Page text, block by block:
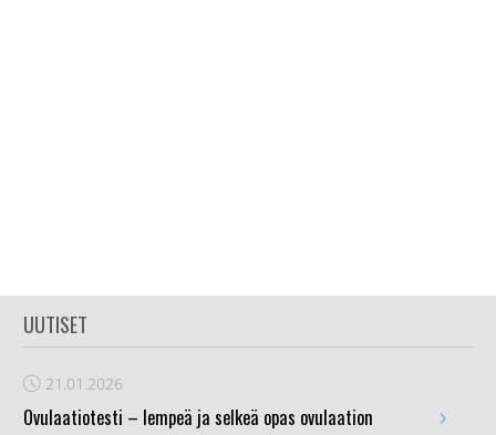
UUTISET
21.01.2026
Ovulaatiotesti – lempeä ja selkeä opas ovulaation
›